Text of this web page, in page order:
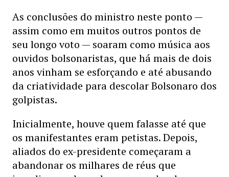
As conclusões do ministro neste ponto —
assim como em muitos outros pontos de
seu longo voto — soaram como música aos
ouvidos bolsonaristas, que há mais de dois
anos vinham se esforçando e até abusando
da criatividade para descolar Bolsonaro dos
golpistas.
Inicialmente, houve quem falasse até que
os manifestantes eram petistas. Depois,
aliados do ex-presidente começaram a
abandonar os milhares de réus que